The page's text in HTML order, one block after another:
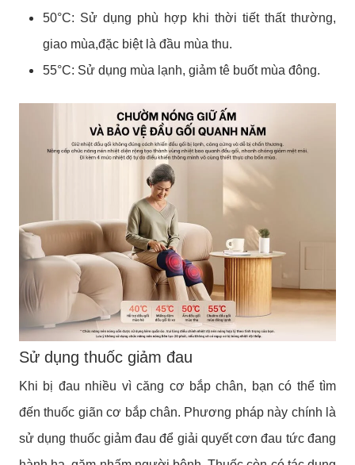
50°C: Sử dụng phù hợp khi thời tiết thất thường,
giao mùa,đặc biệt là đầu mùa thu.
55°C: Sử dụng mùa lạnh, giảm tê buốt mùa đông.
Sử dụng thuốc giảm đau
Khi bị đau nhiều vì căng cơ bắp chân, bạn có thể tìm
đến thuốc giãn cơ bắp chân. Phương pháp này chính là
sử dụng thuốc giảm đau để giải quyết cơn đau tức đang